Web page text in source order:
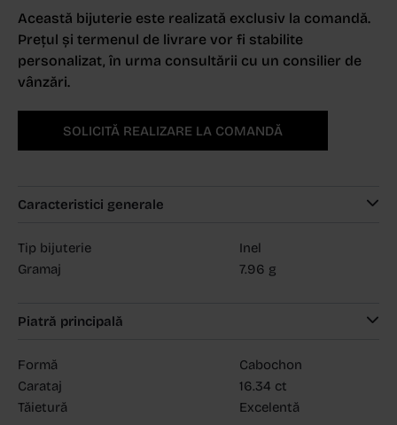
Această bijuterie este realizată exclusiv la comandă.
Prețul și termenul de livrare vor fi stabilite
personalizat, în urma consultării cu un consilier de
vânzări.
SOLICITĂ REALIZARE LA COMANDĂ
Caracteristici generale
Tip bijuterie
Inel
Gramaj
7.96 g
Piatră principală
Formă
Cabochon
Carataj
16.34 ct
Tăietură
Excelentă